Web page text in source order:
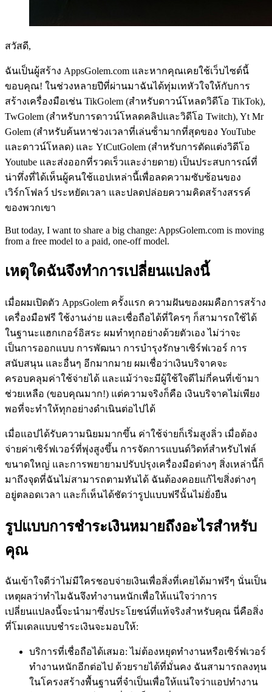
สวัสดี,
ฉันเป็นผู้สร้าง AppsGolem.com และหากคุณเคยใช้เว็บไซต์นี้
ขอบคุณ! ในช่วงหลายปีที่ผ่านมาฉันได้ทุ่มเทหัวใจให้กับการ
สร้างเครื่องมือเช่น TikGolem (สําหรับดาวน์โหลดวิดีโอ TikTok),
TwGolem (สําหรับการดาวน์โหลดคลิปและวิดีโอ Twitch), Yt Mr
Golem (สําหรับค้นหาช่วงเวลาที่เล่นซ้ํามากที่สุดของ YouTube
และดาวน์โหลด) และ YtCutGolem (สําหรับการตัดแต่งวิดีโอ
Youtube และส่งออกที่รวดเร็วและง่ายดาย) เป็นประสบการณ์ที่
น่าทึ่งที่ได้เห็นผู้คนใช้แอปเหล่านี้เพื่อลดความซับซ้อนของ
เวิร์กโฟลว์ ประหยัดเวลา และปลดปล่อยความคิดสร้างสรรค์
ของพวกเขา
But today, I want to share a big change: AppsGolem.com is moving
from a free model to a paid, one-off model.
เหตุใดฉันจึงทำการเปลี่ยนแปลงนี้
เมื่อผมเปิดตัว AppsGolem ครั้งแรก ความฝันของผมคือการสร้าง
เครื่องมือฟรี ใช้งานง่าย และเชื่อถือได้ที่ใครๆ ก็สามารถใช้ได้
ในฐานะแฮกเกอร์อิสระ ผมทำทุกอย่างด้วยตัวเอง ไม่ว่าจะ
เป็นการออกแบบ การพัฒนา การบำรุงรักษาเซิร์ฟเวอร์ การ
สนับสนุน และอื่นๆ อีกมากมาย ผมเชื่อว่าเงินบริจาคจะ
ครอบคลุมค่าใช้จ่ายได้ และแม้ว่าจะมีผู้ใช้ใจดีไม่กี่คนที่เข้ามา
ช่วยเหลือ (ขอบคุณมาก!) แต่ความจริงก็คือ เงินบริจาคไม่เพียง
พอที่จะทำให้ทุกอย่างดำเนินต่อไปได้
เมื่อแอปได้รับความนิยมมากขึ้น ค่าใช้จ่ายก็เริ่มสูงลิ่ว เมื่อต้อง
จ่ายค่าเซิร์ฟเวอร์ที่พุ่งสูงขึ้น การจัดการแบนด์วิดท์สำหรับไฟล์
ขนาดใหญ่ และการพยายามปรับปรุงเครื่องมือต่างๆ สิ่งเหล่านี้ก็
มาถึงจุดที่ฉันไม่สามารถตามทันได้ ฉันต้องคอยแก้ไขสิ่งต่างๆ
อยู่ตลอดเวลา และก็เห็นได้ชัดว่ารูปแบบฟรีนั้นไม่ยั่งยืน
รูปแบบการชำระเงินหมายถึงอะไรสำหรับ
คุณ
ฉันเข้าใจดีว่าไม่มีใครชอบจ่ายเงินเพื่อสิ่งที่เคยได้มาฟรีๆ นั่นเป็น
เหตุผลว่าทำไมฉันจึงทำงานหนักเพื่อให้แน่ใจว่าการ
เปลี่ยนแปลงนี้จะนำมาซึ่งประโยชน์ที่แท้จริงสำหรับคุณ นี่คือสิ่ง
ที่โมเดลแบบชำระเงินจะมอบให้:
บริการที่เชื่อถือได้เสมอ: ไม่ต้องหยุดทำงานหรือเซิร์ฟเวอร์
ทำงานหนักอีกต่อไป ด้วยรายได้ที่มั่นคง ฉันสามารถลงทุน
ในโครงสร้างพื้นฐานที่จำเป็นเพื่อให้แน่ใจว่าแอปทำงาน